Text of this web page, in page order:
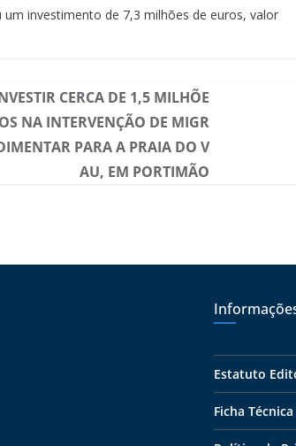
investimento de 7,3 milhões de euros, valor
CERCA DE 1,5 MILHÕE
NA INTERVENÇÃO DE MIGR
PARA A PRAIA DO V
AU, EM PORTIMÃO
Estatuto
Ficha Técnica